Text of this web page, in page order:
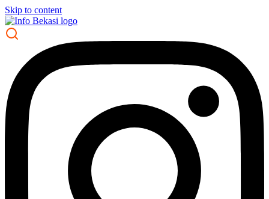
Skip to content